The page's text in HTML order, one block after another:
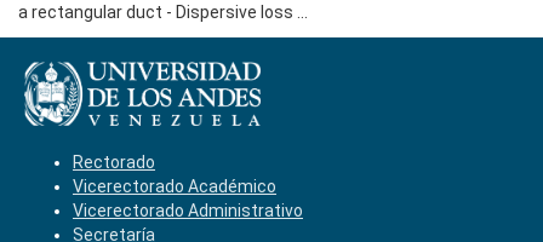
a rectangular duct - Dispersive loss ...
Rectorado
Vicerectorado Académico
Vicerectorado Administrativo
Secretaría